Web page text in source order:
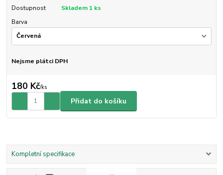
Dostupnost
Skladem 1 ks
Barva
Nejsme plátci DPH
180 Kč/ks
Přidat do košíku
Kompletní specifikace